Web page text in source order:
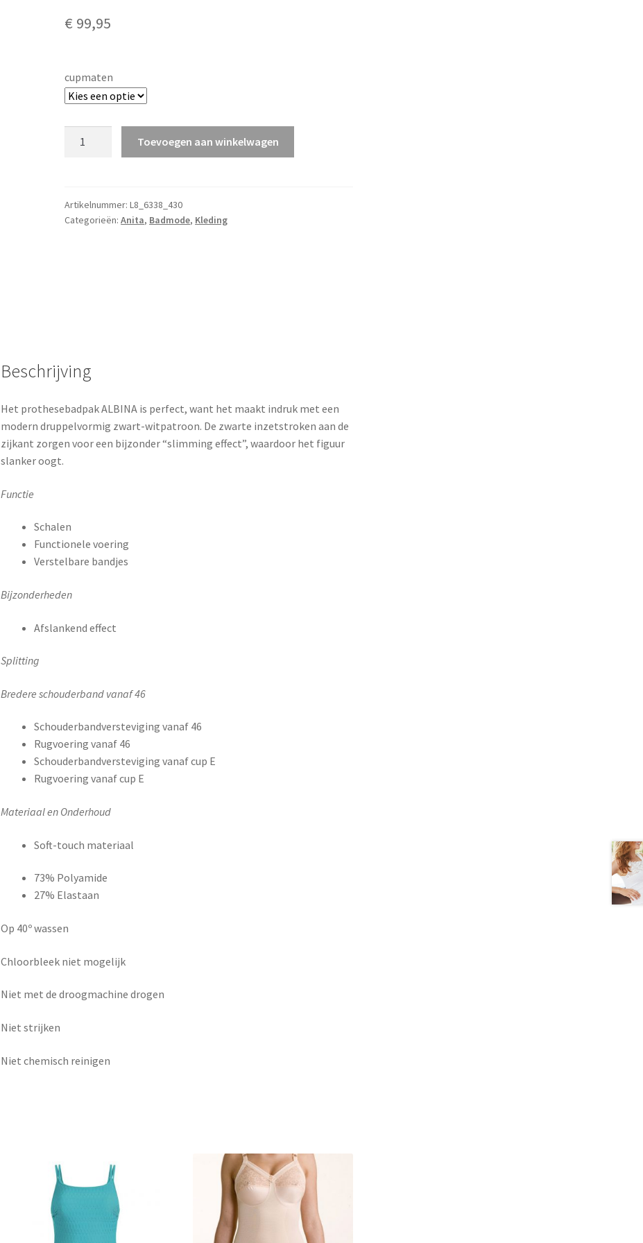
€ 99,95
cupmaten
Toevoegen aan winkelwagen
Artikelnummer:L8_6338_430
Categorieën:Anita, Badmode, Kleding
Beschrijving
Het prothesebadpak ALBINA is perfect, want het maakt indruk met een
modern druppelvormig zwart-witpatroon. De zwarte inzetstroken aan de
zijkant zorgen voor een bijzonder “slimming effect”, waardoor het figuur
slanker oogt.
Functie
Schalen
Functionele voering
Verstelbare bandjes
Bijzonderheden
Afslankend effect
Splitting
Bredere schouderband vanaf 46
Schouderbandversteviging vanaf 46
Rugvoering vanaf 46
Schouderbandversteviging vanaf cup E
Rugvoering vanaf cup E
Materiaal en Onderhoud
Soft-touch materiaal
73% Polyamide
27% Elastaan
Op 40º wassen
Chloorbleek niet mogelijk
Niet met de droogmachine drogen
Niet strijken
Niet chemisch reinigen